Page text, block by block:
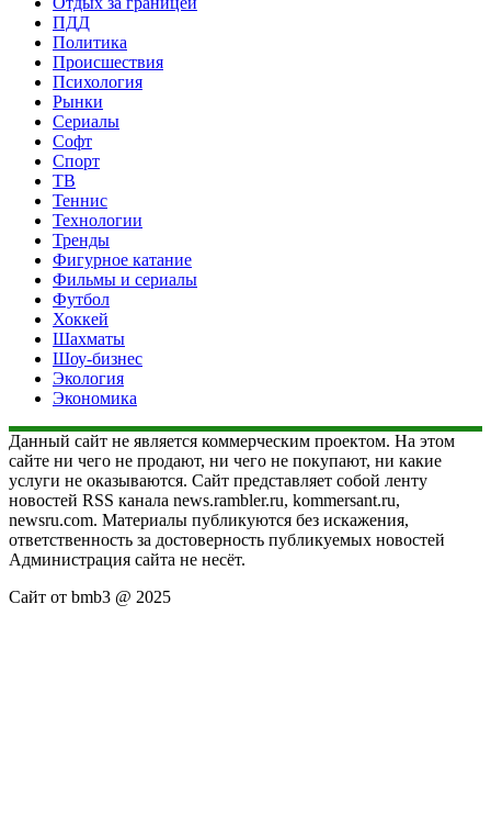
ПДД
Политика
Происшествия
Психология
Рынки
Сериалы
Софт
Спорт
ТВ
Теннис
Технологии
Тренды
Фигурное катание
Фильмы и сериалы
Футбол
Хоккей
Шахматы
Шоу-бизнес
Экология
Экономика
Данный сайт не является коммерческим проектом. На этом
сайте ни чего не продают, ни чего не покупают, ни какие
услуги не оказываются. Сайт представляет собой ленту
новостей RSS канала news.rambler.ru, kommersant.ru,
newsru.com. Материалы публикуются без искажения,
ответственность за достоверность публикуемых новостей
Администрация сайта не несёт.
Сайт от bmb3 @ 2025